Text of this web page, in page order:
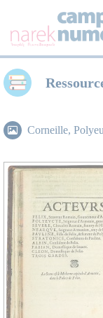
Corneille,